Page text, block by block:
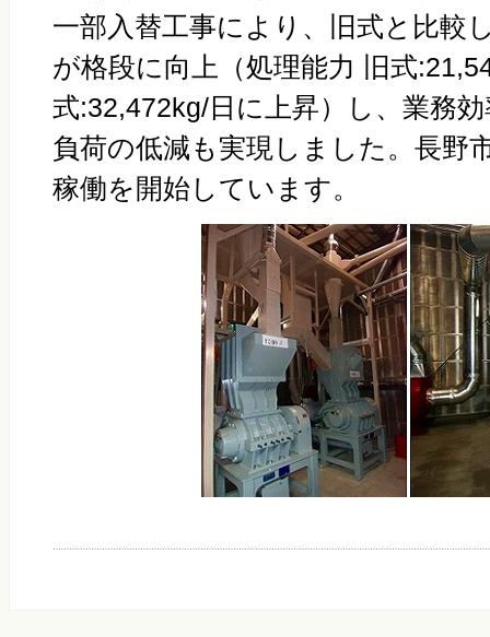
一部入替工事により、旧式と比較
が格段に向上（処理能力 旧式
式:32,472kg/日に上昇）し、業務
負荷の低減も実現しました。長野
稼働を開始しています。